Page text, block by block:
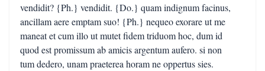
vendidit? {Ph.} vendidit. {Do.} quam indignum facinus,
ancillam aere emptam suo! {Ph.} nequeo exorare ut me
maneat et cum illo ut mutet fidem triduom hoc, dum id
quod est promissum ab amicis argentum aufero. si non
tum dedero, unam praeterea horam ne oppertus sies.